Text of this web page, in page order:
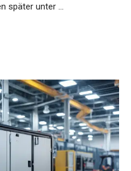
später unter …